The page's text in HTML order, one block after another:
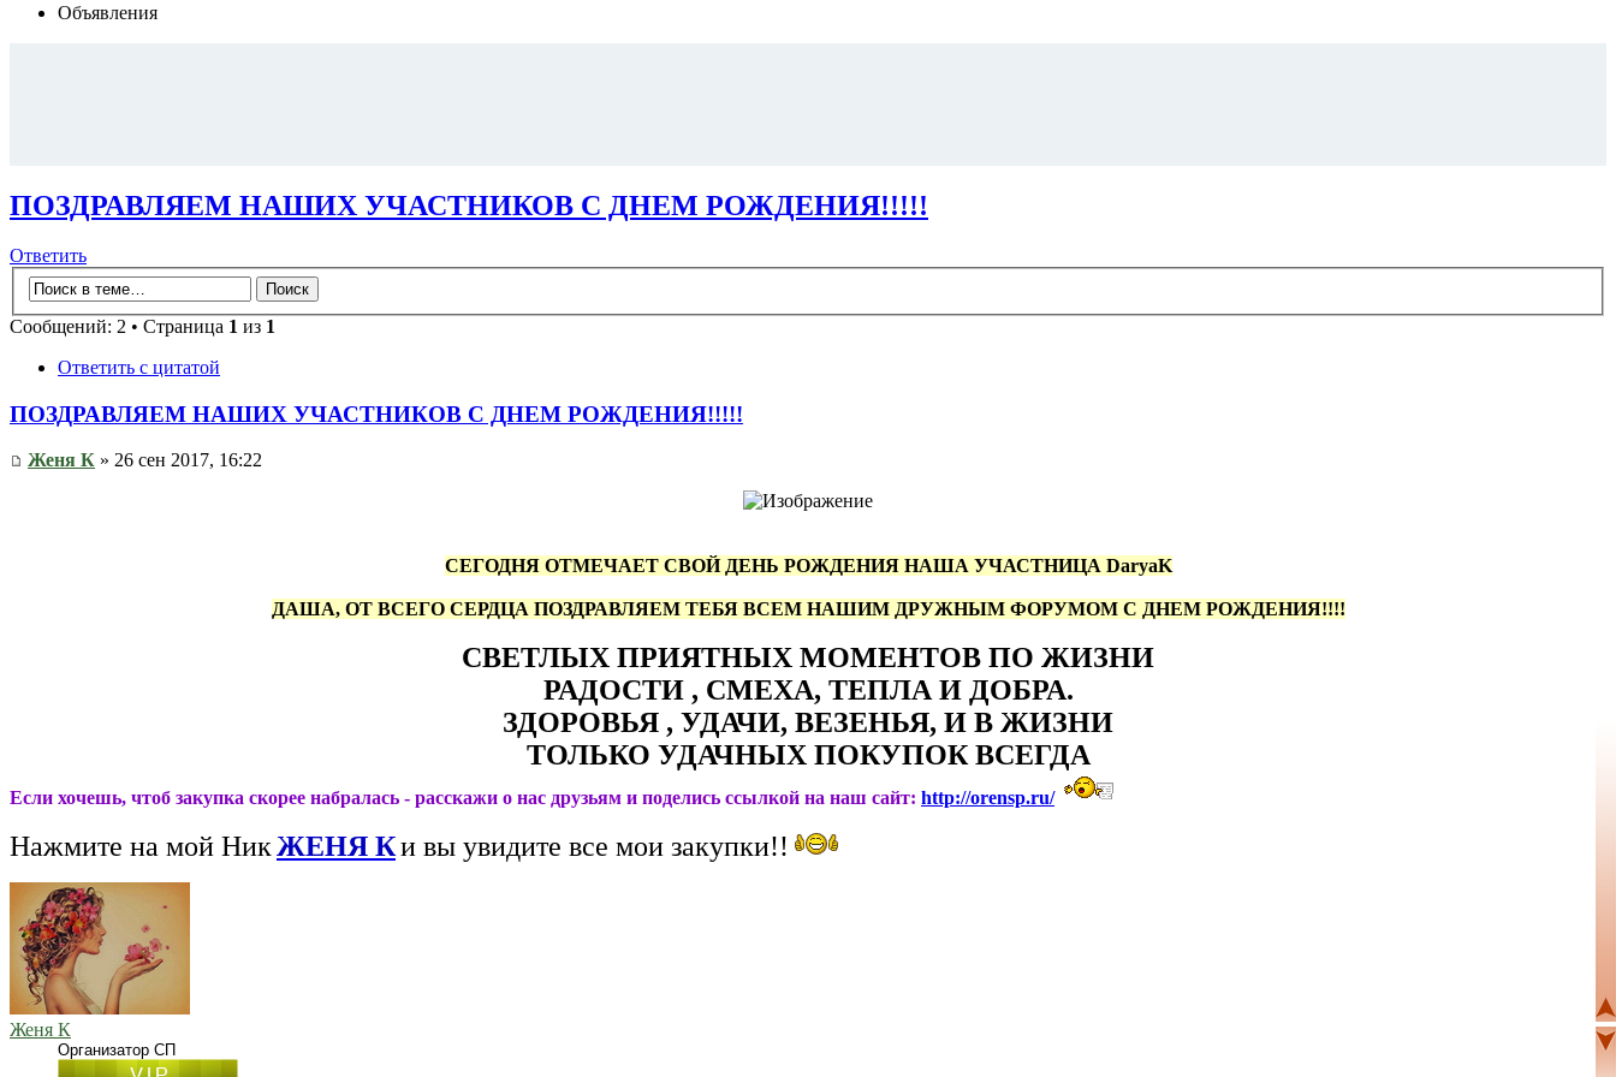
Объявления
ПОЗДРАВЛЯЕМ НАШИХ УЧАСТНИКОВ С ДНЕМ РОЖДЕНИЯ!!!!!
Ответить
Сообщений: 2 • Страница 1 из 1
Ответить с цитатой
ПОЗДРАВЛЯЕМ НАШИХ УЧАСТНИКОВ С ДНЕМ РОЖДЕНИЯ!!!!!
Женя К » 26 сен 2017, 16:22
СЕГОДНЯ ОТМЕЧАЕТ СВОЙ ДЕНЬ РОЖДЕНИЯ НАША УЧАСТНИЦА DaryaK
ДАША, ОТ ВСЕГО СЕРДЦА ПОЗДРАВЛЯЕМ ТЕБЯ ВСЕМ НАШИМ ДРУЖНЫМ ФОРУМОМ С ДНЕМ РОЖДЕНИЯ!!!!
СВЕТЛЫХ ПРИЯТНЫХ МОМЕНТОВ ПО ЖИЗНИ
РАДОСТИ , СМЕХА, ТЕПЛА И ДОБРА.
ЗДОРОВЬЯ , УДАЧИ, ВЕЗЕНЬЯ, И В ЖИЗНИ
ТОЛЬКО УДАЧНЫХ ПОКУПОК ВСЕГДА
Если хочешь, чтоб закупка скорее набралась - расскажи о нас друзьям и поделись ссылкой на наш сайт: http://orensp.ru/
Нажмите на мой НикЖЕНЯ Ки вы увидите все мои закупки!!
Женя К
Организатор СП